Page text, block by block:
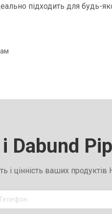
підходить для будь-
Dabund
цінність ваших